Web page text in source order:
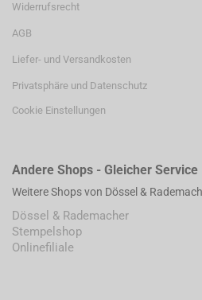
Widerrufsrecht
AGB
Liefer- und Versandkosten
Privatsphäre und Datenschutz
Cookie Einstellungen
Andere Shops - Gleicher Service
Weitere Shops von Dössel &
Dössel & Rademacher
Stempelshop
Onlinefiliale